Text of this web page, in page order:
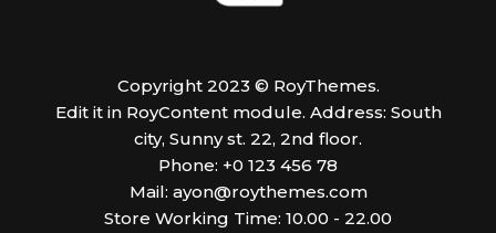
Copyright 2023 © RoyThemes.
Edit it in RoyContent module. Address: South
city, Sunny st. 22, 2nd floor.
Phone: +0 123 456 78
Mail: ayon@roythemes.com
Store Working Time: 10.00 - 22.00